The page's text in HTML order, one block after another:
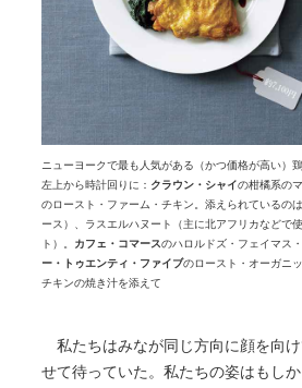
ニューヨークで最も人気がある（かつ価格が高い）鶏
左上から時計回りに： クラウン・シャイの柑橘系の
のロースト・ファーム・チキン。添えられているの
ース）、ラスエルハヌート（主に北アフリカなどで
ト）。 カフェ・コマースのハロルドズ・フェイマス
ー・トゥエンティ・ファイブのロースト・オーガニ
チキンの焼き汁を添えて
私たちはみなが同じ方向に顔を向
せて待っていた。私たちの姿はもし